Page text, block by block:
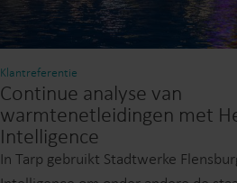
Klantreferentie
Continue analyse van
warmtenetleidingen met
Intelligence
In Tarp gebruikt Stadtwerke